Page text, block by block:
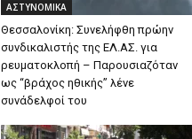
ΑΣΤΥΝΟΜΙΚΑ
Θεσσαλονίκη: Συνελήφθη πρώην
συνδικαλιστής της ΕΛ.ΑΣ. για
ρευματοκλοπή – Παρουσιαζόταν
ως “βράχος ηθικής” λένε
συνάδελφοί του